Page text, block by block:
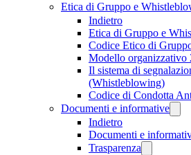
Etica di Gruppo e
Indietro
Etica di Gruppo e
Codice Etico di
Modello organizzativo
Il sistema di
(Whistleblowing)
Codice di Condotta
Documenti e informative
Indietro
Documenti e
Trasparenza